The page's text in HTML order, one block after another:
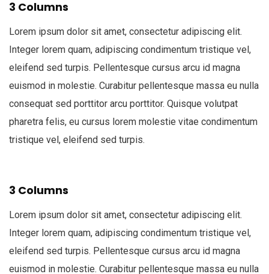
3 Columns
Lorem ipsum dolor sit amet, consectetur adipiscing elit.
Integer lorem quam, adipiscing condimentum tristique vel,
eleifend sed turpis. Pellentesque cursus arcu id magna
euismod in molestie. Curabitur pellentesque massa eu nulla
consequat sed porttitor arcu porttitor. Quisque volutpat
pharetra felis, eu cursus lorem molestie vitae condimentum
tristique vel, eleifend sed turpis.
3 Columns
Lorem ipsum dolor sit amet, consectetur adipiscing elit.
Integer lorem quam, adipiscing condimentum tristique vel,
eleifend sed turpis. Pellentesque cursus arcu id magna
euismod in molestie. Curabitur pellentesque massa eu nulla